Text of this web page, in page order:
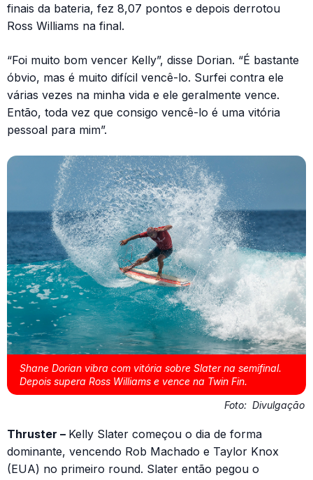
finais da bateria, fez 8,07 pontos e depois derrotou
Ross Williams na final.
“Foi muito bom vencer Kelly”, disse Dorian. “É bastante
óbvio, mas é muito difícil vencê-lo. Surfei contra ele
várias vezes na minha vida e ele geralmente vence.
Então, toda vez que consigo vencê-lo é uma vitória
pessoal para mim”.
Shane Dorian vibra com vitória sobre Slater na semifinal.
Depois supera Ross Williams e vence na Twin Fin.
Foto: Divulgação
Thruster – Kelly Slater começou o dia de forma
dominante, vencendo Rob Machado e Taylor Knox
(EUA) no primeiro round. Slater então pegou o